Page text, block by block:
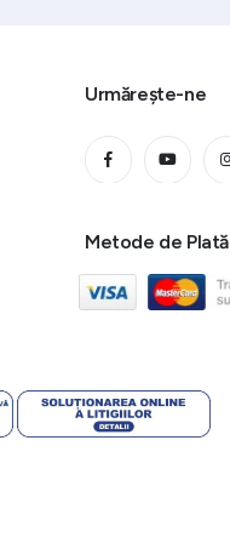
Urmărește-ne
Metode de Plată